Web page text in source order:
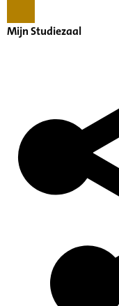
Mijn Studiezaal